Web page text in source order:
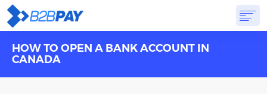
О САЙТЕРЕШЕНИЯВИРТУАЛЬНЫЙ БАНК PRICINGОТВЕТЫ
НАЧАТЬ
HOW TO OPEN A BANK ACCOUNT IN
CANADA